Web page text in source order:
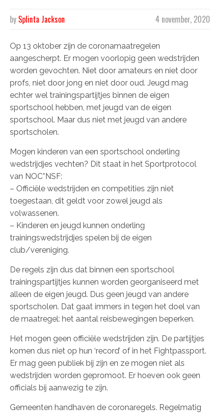
4 november, 2020
by Splinta Jackson
Op 13 oktober zijn de coronamaatregelen
aangescherpt. Er mogen voorlopig geen wedstrijden
worden gevochten. Niet door amateurs en niet door
profs, niet door jong en niet door oud. Jeugd mag
echter wel trainingspartijtjes binnen de eigen
sportschool hebben, met jeugd van de eigen
sportschool. Maar dus niet met jeugd van andere
sportscholen.
Mogen kinderen van een sportschool onderling
wedstrijdjes vechten? Dit staat in het Sportprotocol
van NOC*NSF:
– Officiële wedstrijden en competities zijn niet
toegestaan, dit geldt voor zowel jeugd als
volwassenen.
– Kinderen en jeugd kunnen onderling
trainingswedstrijdjes spelen bij de eigen
club/vereniging.
De regels zijn dus dat binnen een sportschool
trainingspartijtjes kunnen worden georganiseerd met
alleen de eigen jeugd. Dus geen jeugd van andere
sportscholen. Dat gaat immers in tegen het doel van
de maatregel: het aantal reisbewegingen beperken.
Het mogen geen officiële wedstrijden zijn. De partijtjes
komen dus niet op hun ‘record’ of in het Fightpassport.
Er mag geen publiek bij zijn en ze mogen niet als
wedstrijden worden gepromoot. Er hoeven ook geen
officials bij aanwezig te zijn.
Gemeenten handhaven de coronaregels. Regelmatig